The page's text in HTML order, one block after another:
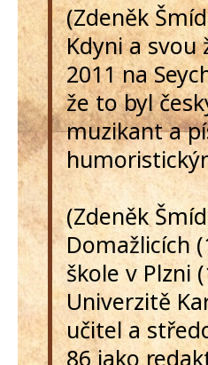
(Zdeněk
Kdyni a svou
2011 na
že to byl
muzikant a
(Zdeněk
Domažlicích
škole v Plzni
Univerzitě
učitel a
86 jako